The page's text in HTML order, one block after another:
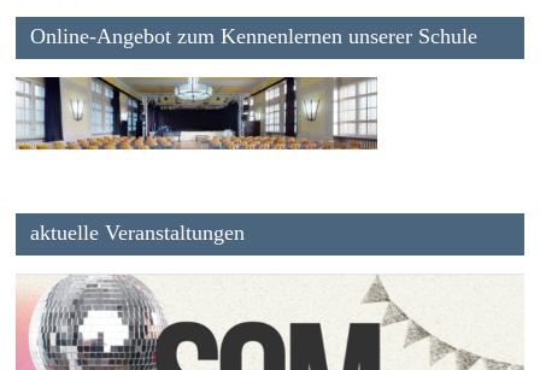
Online-Angebot zum Kennenlernen unserer Schule
aktuelle Veranstaltungen